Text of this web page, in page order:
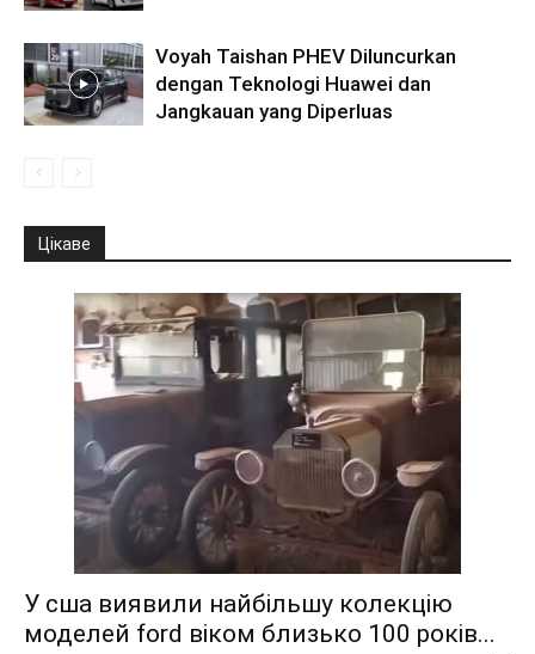
Voyah Taishan PHEV Diluncurkan
dengan Teknologi Huawei dan
Jangkauan yang Diperluas
Цікаве
У сша виявили найбільшу колекцію
моделей ford віком близько 100 років...